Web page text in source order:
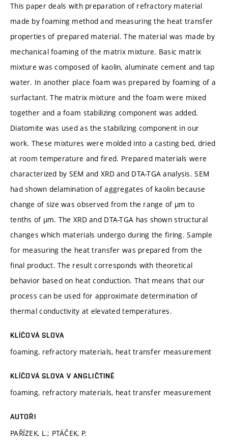
This paper deals with preparation of refractory material
made by foaming method and measuring the heat transfer
properties of prepared material. The material was made by
mechanical foaming of the matrix mixture. Basic matrix
mixture was composed of kaolin, aluminate cement and tap
water. In another place foam was prepared by foaming of a
surfactant. The matrix mixture and the foam were mixed
together and a foam stabilizing component was added.
Diatomite was used as the stabilizing component in our
work. These mixtures were molded into a casting bed, dried
at room temperature and fired. Prepared materials were
characterized by SEM and XRD and DTA-TGA analysis. SEM
had shown delamination of aggregates of kaolin because
change of size was observed from the range of µm to
tenths of µm. The XRD and DTA-TGA has shown structural
changes which materials undergo during the firing. Sample
for measuring the heat transfer was prepared from the
final product. The result corresponds with theoretical
behavior based on heat conduction. That means that our
process can be used for approximate determination of
thermal conductivity at elevated temperatures.
KLÍČOVÁ SLOVA
foaming, refractory materials, heat transfer measurement
KLÍČOVÁ SLOVA V ANGLIČTINĚ
foaming, refractory materials, heat transfer measurement
AUTOŘI
PAŘÍZEK, L.; PTÁČEK, P.